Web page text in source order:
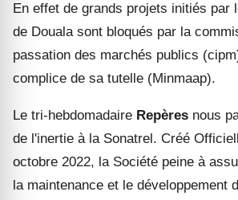
En effet de grands projets initiés par
de Douala sont bloqués par la
passation des marchés publics
complice de sa tutelle (Minmaap).
Le tri-hebdomadaire Repères nous
de l'inertie à la Sonatrel. Créé
octobre 2022, la Société peine à
la maintenance et le développement